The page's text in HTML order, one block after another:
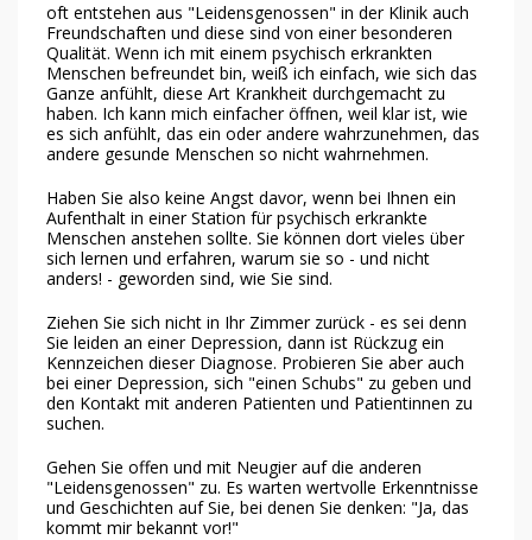
oft entstehen aus "Leidensgenossen" in der Klinik auch
Freundschaften und diese sind von einer besonderen
Qualität. Wenn ich mit einem psychisch erkrankten
Menschen befreundet bin, weiß ich einfach, wie sich das
Ganze anfühlt, diese Art Krankheit durchgemacht zu
haben. Ich kann mich einfacher öffnen, weil klar ist, wie
es sich anfühlt, das ein oder andere wahrzunehmen, das
andere gesunde Menschen so nicht wahrnehmen.
Haben Sie also keine Angst davor, wenn bei Ihnen ein
Aufenthalt in einer Station für psychisch erkrankte
Menschen anstehen sollte. Sie können dort vieles über
sich lernen und erfahren, warum sie so - und nicht
anders! - geworden sind, wie Sie sind.
Ziehen Sie sich nicht in Ihr Zimmer zurück - es sei denn
Sie leiden an einer Depression, dann ist Rückzug ein
Kennzeichen dieser Diagnose. Probieren Sie aber auch
bei einer Depression, sich "einen Schubs" zu geben und
den Kontakt mit anderen Patienten und Patientinnen zu
suchen.
Gehen Sie offen und mit Neugier auf die anderen
"Leidensgenossen" zu. Es warten wertvolle Erkenntnisse
und Geschichten auf Sie, bei denen Sie denken: "Ja, das
kommt mir bekannt vor!"